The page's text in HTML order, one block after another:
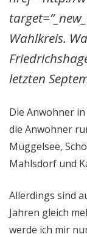
Wahlkreis.
letzten
Die Anwohner
die Anwohner
Müggelsee,
Mahlsdorf und
Allerdings sind
Jahren gleich
werde ich mir